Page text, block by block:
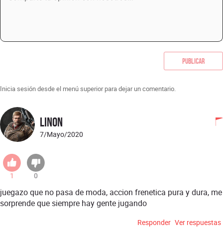
Publicar
Inicia sesión desde el menú superior para dejar un comentario.
linon
7/Mayo/2020
1 0
juegazo que no pasa de moda, accion frenetica pura y dura, me
sorprende que siempre hay gente jugando
Responder Ver respuestas